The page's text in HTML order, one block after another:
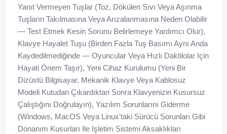
Yanıt Vermeyen Tuşlar (toz, Dökülen Sıvı Veya Aşınma
Tuşların Takılmasına Veya Arızalanmasına Neden Olabilir
— Test Etmek Kesin Sorunu Belirlemeye Yardımcı Olur),
Klavye Hayalet Tuşu (birden Fazla Tuş Basımı Aynı Anda
Kaydedilmediğinde — Oyuncular Veya Hızlı Daktilolar Için
Hayati Önem Taşır), Yeni Cihaz Kurulumu (yeni Bir
Dizüstü Bilgisayar, Mekanik Klavye Veya Kablosuz
Modeli Kutudan Çıkardıktan Sonra Klavyenizin Kusursuz
Çalıştığını Doğrulayın), Yazılım Sorunlarını Giderme
(Windows, MacOS Veya Linux'taki Sürücü Sorunları Gibi
Donanım Kusurları Ile Işletim Sistemi Aksaklıkları